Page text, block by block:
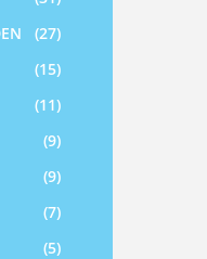
(27)
(15)
(11)
(9)
(9)
(7)
(5)